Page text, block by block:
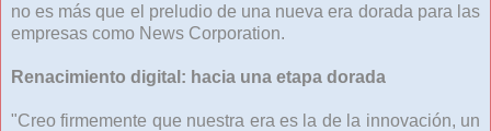
no es más que el preludio de una nueva era dorada para las
empresas como News Corporation.
Renacimiento digital: hacia una etapa dorada
"Creo firmemente que nuestra era es la de la innovación, un